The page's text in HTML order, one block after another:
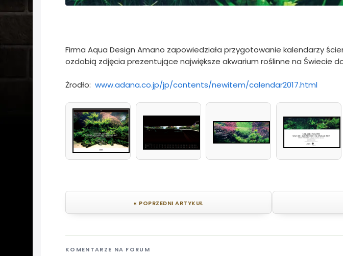
Firma Aqua Design Amano zapowiedziała przygotowanie kalendarzy
ozdobią zdjęcia prezentujące największe akwarium roślinne na Świecie
Żrodło: www.adana.co.jp/jp/contents/newitem/calendar2017.html
« POPRZEDNI ARTYKUŁ
KOMENTARZE NA FORUM